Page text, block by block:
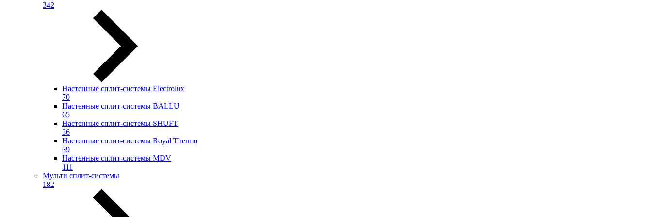
342
Настенные сплит-системы Electrolux
70
Настенные сплит-системы BALLU
65
Настенные сплит-системы SHUFT
36
Настенные сплит-системы Royal Thermo
39
Настенные сплит-системы MDV
111
Мульти сплит-системы
182